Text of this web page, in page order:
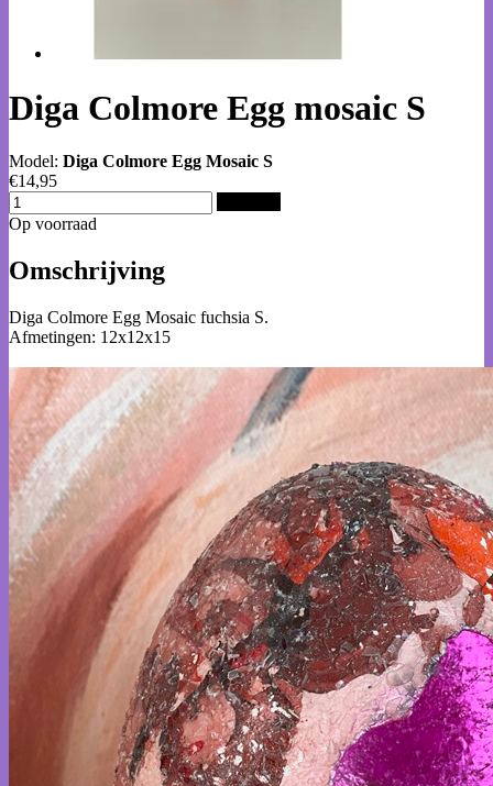
Diga Colmore Egg mosaic S
Model: Diga Colmore Egg Mosaic S
€14,95
Op voorraad
Omschrijving
Diga Colmore Egg Mosaic fuchsia S.
Afmetingen: 12x12x15